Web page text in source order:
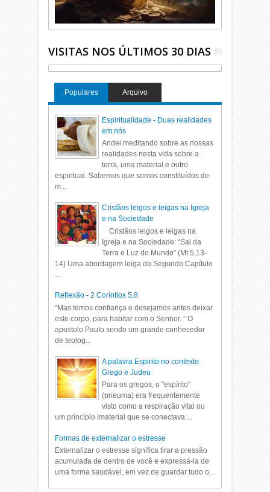
VISITAS NOS ÚLTIMOS 30 DIAS
Populares Arquivo
Espiritualidade - Duas realidades
em nós
Andei meditando sobre as nossas
realidades nesta vida sobre a
terra, uma material e outro
espiritual. Sabemos que somos constituídos de
m...
Cristãos leigos e leigas na Igreja
e na Sociedade
Cristãos leigos e leigas na
Igreja e na Sociedade: “Sal da
Terra e Luz do Mundo” (Mt 5,13-
14) Uma abordagem leiga do Segundo Capítulo
Reflexão - 2 Coríntios 5,8
“Mas temos confiança e desejamos antes deixar
este corpo, para habitar com o Senhor. ” O
apostolo Paulo sendo um grande conhecedor
de teolog...
A palavra Espirito no contexto
Grego e Judeu
Para os gregos, o "espírito"
(pneuma) era frequentemente
visto como a respiração vital ou
um princípio imaterial que se conectava ...
Formas de externalizar o estresse
Externalizar o estresse significa tirar a pressão
acumulada de dentro de você e expressá-la de
uma forma saudável, em vez de guardar tudo o...